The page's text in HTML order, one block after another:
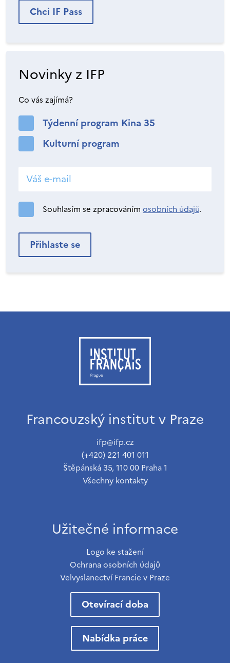
Chci IF Pass
Novinky z IFP
Co vás zajímá?
Týdenní program Kina 35
Kulturní program
Souhlasím se zpracováním osobních údajů.
Francouzský institut v Praze
ifp@ifp.cz
(+420) 221 401 011
Štěpánská 35, 110 00 Praha 1
Všechny kontakty
Užitečné informace
Logo ke stažení
Ochrana osobních údajů
Velvyslanectví Francie v Praze
Otevírací doba
Nabídka práce